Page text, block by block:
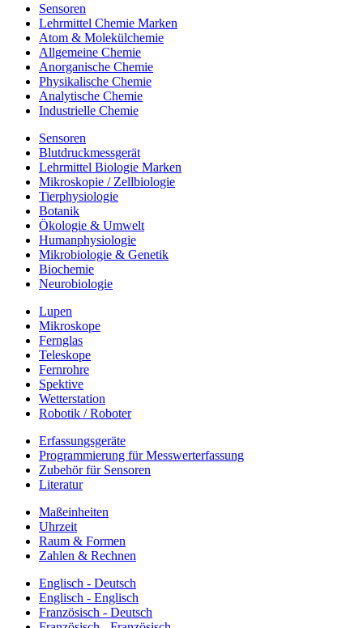
Sensoren
Lehrmittel Chemie Marken
Atom & Molekülchemie
Allgemeine Chemie
Anorganische Chemie
Physikalische Chemie
Analytische Chemie
Industrielle Chemie
Sensoren
Blutdruckmessgerät
Lehrmittel Biologie Marken
Mikroskopie / Zellbiologie
Tierphysiologie
Botanik
Ökologie & Umwelt
Humanphysiologie
Mikrobiologie & Genetik
Biochemie
Neurobiologie
Lupen
Mikroskope
Fernglas
Teleskope
Fernrohre
Spektive
Wetterstation
Robotik / Roboter
Erfassungsgeräte
Programmierung für Messwerterfassung
Zubehör für Sensoren
Literatur
Maßeinheiten
Uhrzeit
Raum & Formen
Zahlen & Rechnen
Englisch - Deutsch
Englisch - Englisch
Französisch - Deutsch